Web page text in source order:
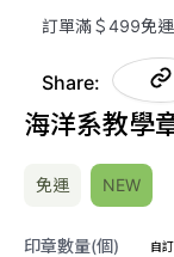
訂單滿＄499免
Share:
海洋系教學
免運 NEW
印章數量(個) 自訂